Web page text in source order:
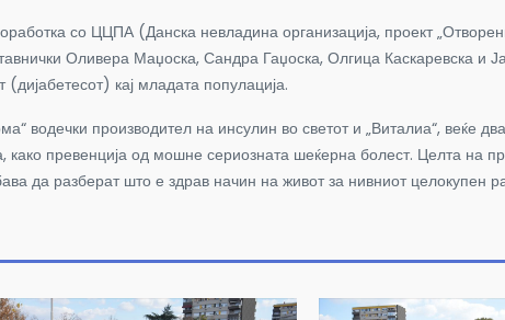
со ЦЦПА (Данска невладина организација, проект
Оливера Маџоска, Сандра Гаџоска, Олгица Каскаревска и
(дијабетесот) кај младата популација.
водечки производител на инсулин во светот и „Виталиа“, веќе
превенција од мошне сериозната шеќерна болест. Целта на
да разберат што е здрав начин на живот за нивниот целокупен